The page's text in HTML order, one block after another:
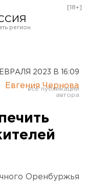
[18+]
2023 В 16:09
Евгения Чернова
Оренбуржья